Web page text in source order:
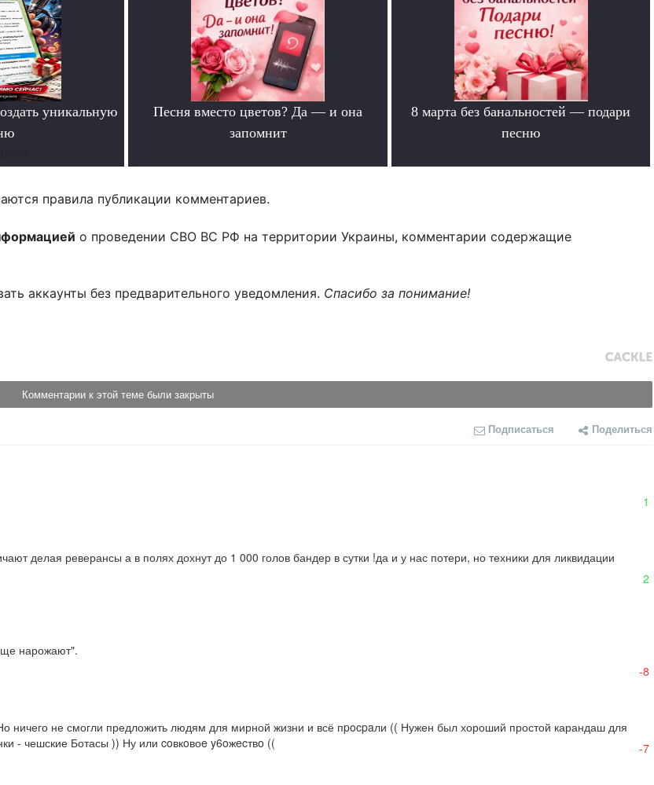
уникальную
Песня вместо цветов? Да — и она
запомнит
8 марта без банальностей — подари
песню
правила публикации комментариев.
о проведении СВО ВС РФ на территории Украины, комментарии содержащие
аккаунты без предварительного уведомления. Спасибо за понимание!
Комментарии к этой теме были закрыты
Подписаться Поделиться
1
делая реверансы а в полях дохнут до 1 000 голов бандер в сутки !да и у нас потери, но техники для ликвидации
2
нарожают".
-8
ничего не смогли предложить людям для мирной жизни и всё пpocpaли (( Нужен был хороший простой карандаш для
- чешские Ботасы )) Ну или coвкoвоe y6oжecтвo ((
-7